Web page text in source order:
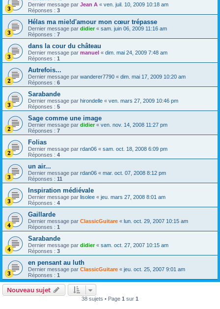
Dernier message par Jean A « ven. juil. 10, 2009 10:18 am
Réponses : 3
Hélas ma mie!d'amour mon cœur trépasse
Dernier message par didier« sam. juin 06, 2009 11:16 am
Réponses : 7
dans la cour du château
Dernier message par manuel « dim. mai 24, 2009 7:48 am
Réponses : 1
Autrefois...
Dernier message par wanderer7790 « dim. mai 17, 2009 10:20 am
Réponses : 6
Sarabande
Dernier message par hirondelle « ven. mars 27, 2009 10:46 pm
Réponses : 5
Sage comme une image
Dernier message par didier« ven. nov. 14, 2008 11:27 pm
Réponses : 7
Folias
Dernier message par rdan06 « sam. oct. 18, 2008 6:09 pm
Réponses : 4
un air...
Dernier message par rdan06 « mar. oct. 07, 2008 8:12 pm
Réponses : 11
Inspiration médiévale
Dernier message par lisolee « jeu. mars 27, 2008 8:01 am
Réponses : 4
Gaillarde
Dernier message par ClassicGuitare « lun. oct. 29, 2007 10:15 am
Réponses : 1
Sarabande
Dernier message par didier« sam. oct. 27, 2007 10:15 am
Réponses : 3
en pensant au luth
Dernier message par ClassicGuitare « jeu. oct. 25, 2007 9:01 am
Réponses : 1
Nouveau sujet
38 sujets • Page 1 sur 1